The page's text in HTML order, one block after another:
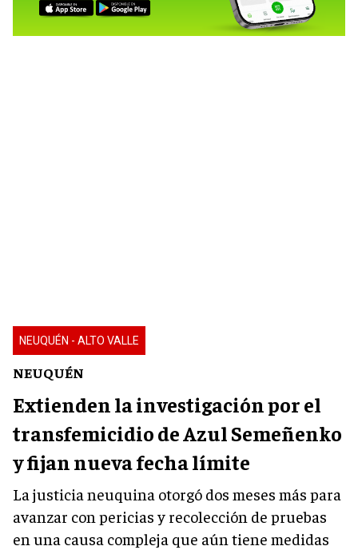
NEUQUÉN - ALTO VALLE
NEUQUÉN
Extienden la investigación por el
transfemicidio de Azul Semeñenko
y fijan nueva fecha límite
La justicia neuquina otorgó dos meses más para
avanzar con pericias y recolección de pruebas
en una causa compleja que aún tiene medidas